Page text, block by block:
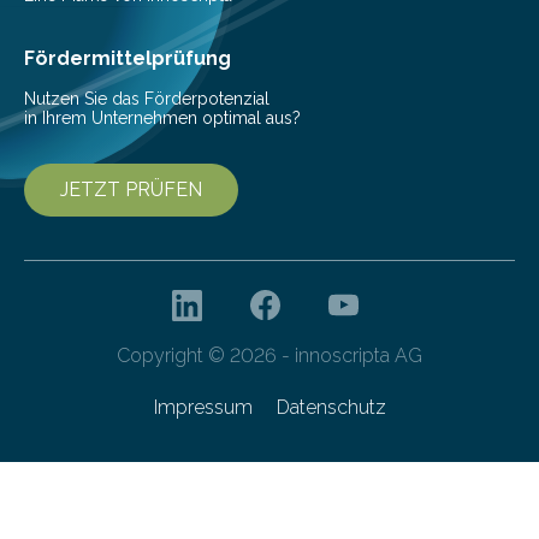
Ernährung zu sichern. Ohne sie besteht die weltweite
Gefahr erheblicher…
Fördermittelprüfung
Nutzen Sie das Förderpotenzial
in Ihrem Unternehmen optimal aus?
JETZT PRÜFEN
Copyright © 2026 - innoscripta AG
Impressum Datenschutz